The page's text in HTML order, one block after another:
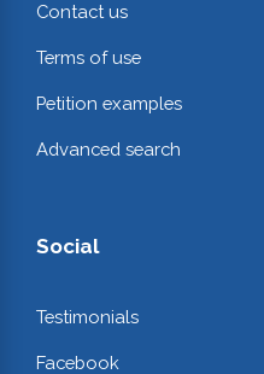
Contact us
Terms of use
Petition examples
Advanced search
Social
Testimonials
Facebook